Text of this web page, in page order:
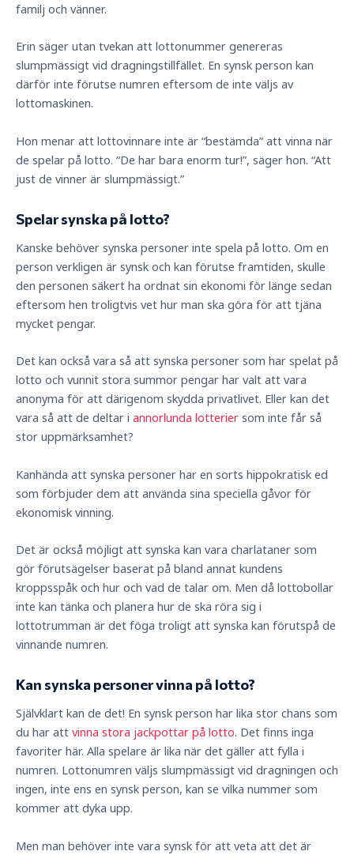
familj och vänner.
Erin säger utan tvekan att lottonummer genereras
slumpmässigt vid dragningstillfället. En synsk person kan
därför inte förutse numren eftersom de inte väljs av
lottomaskinen.
Hon menar att lottovinnare inte är “bestämda” att vinna när
de spelar på lotto. “De har bara enorm tur!”, säger hon. “Att
just de vinner är slumpmässigt.”
Spelar synska på lotto?
Kanske behöver synska personer inte spela på lotto. Om en
person verkligen är synsk och kan förutse framtiden, skulle
den personen säkert ha ordnat sin ekonomi för länge sedan
eftersom hen troligtvis vet hur man ska göra för att tjäna
mycket pengar.
Det kan också vara så att synska personer som har spelat på
lotto och vunnit stora summor pengar har valt att vara
anonyma för att därigenom skydda privatlivet. Eller kan det
vara så att de deltar i annorlunda lotterier som inte får så
stor uppmärksamhet?
Kanhända att synska personer har en sorts hippokratisk ed
som förbjuder dem att använda sina speciella gåvor för
ekonomisk vinning.
Det är också möjligt att synska kan vara charlataner som
gör förutsägelser baserat på bland annat kundens
kroppsspåk och hur och vad de talar om. Men då lottobollar
inte kan tänka och planera hur de ska röra sig i
lottotrumman är det föga troligt att synska kan förutspå de
vinnande numren.
Kan synska personer vinna på lotto?
Självklart kan de det! En synsk person har lika stor chans som
du har att vinna stora jackpottar på lotto. Det finns inga
favoriter här. Alla spelare är lika när det gäller att fylla i
numren. Lottonumren väljs slumpmässigt vid dragningen och
ingen, inte ens en synsk person, kan se vilka nummer som
kommer att dyka upp.
Men man behöver inte vara synsk för att veta att det är